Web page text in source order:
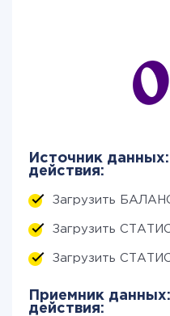
Источник
действия:
Загрузить
Загрузить
Загрузить
Приемник
действия: